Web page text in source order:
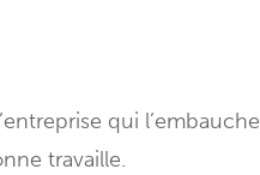
qui l’embauche
travaille.